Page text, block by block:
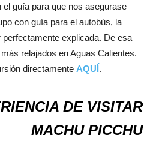
guía para que nos asegurase
con guía para el autobús, la
explicada. De esa
relajados en Aguas Calientes.
directamente AQUÍ.
DE VISITAR
MACHU PICCHU